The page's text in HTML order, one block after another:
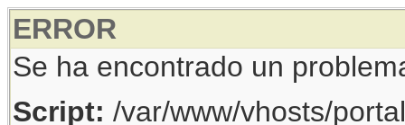
ERROR
Se ha encontrado un
Script: /var/www/vhosts/